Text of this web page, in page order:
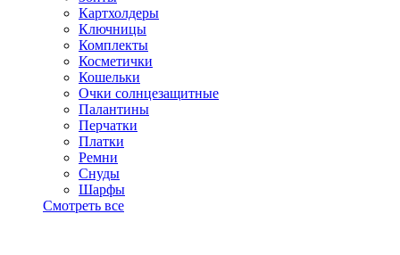
Картхолдеры
Ключницы
Комплекты
Косметички
Кошельки
Очки солнцезащитные
Палантины
Перчатки
Платки
Ремни
Снуды
Шарфы
Смотреть все